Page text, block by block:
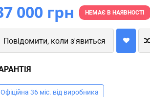
000 грн НЕМАЄ В НАЯВНОСТІ
Повідомити, коли з'явиться
Офіційна 36 міс. від виробника